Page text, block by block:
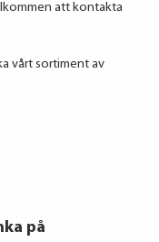
att kontakta
vårt sortiment av
på